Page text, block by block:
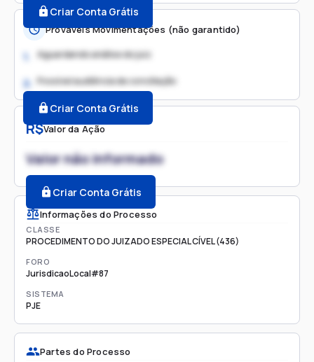
R$Valor da Ação
Valor não informado
Criar Conta Grátis
Informações do Processo
CLASSE
PROCEDIMENTO DO JUIZADO ESPECIAL CÍVEL (436)
FORO
JurisdicaoLocal#87
SISTEMA
PJE
Partes do Processo
Criar Conta Grátis
Prováveis Movimentações (não garantido)
1. Aguardando análise do juiz
2. Possível audiência de conciliação
Criar Conta Grátis